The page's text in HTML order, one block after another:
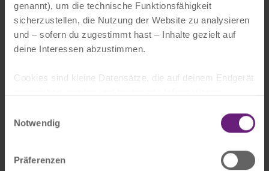
genannt), um die technische Funktionsfähigkeit
sicherzustellen, die Nutzung der Website zu analysieren
und – sofern du zugestimmt hast – Inhalte gezielt auf
deine Interessen abzustimmen.
Cookies sind kleine Datensätze, die auf deinem Endgerät
Informationen oder die Besuchsdauer. Bei einem
erneuten Besuch können diese Informationen abgerufen
werden, um dir ein verbessertes Nutzererlebnis zu
bieten.
Notwendig
Präferenzen
Autogas (LPG, Flüssiggas)